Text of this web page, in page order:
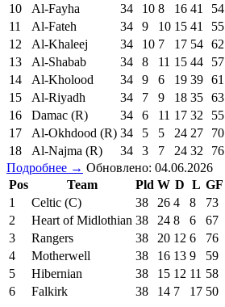
10
Al-Fayha 34 10 8 16 41 54
11
Al-Fateh 34 9 10 15 41 55
12
Al-Khaleej 34 10 7 17 54 62
13
Al-Shabab 34 8 11 15 44 57
14
Al-Kholood 34 9 6 19 39 61
15
Al-Riyadh 34 7 9 18 35 63
16
Damac (R) 34 6 11 17 32 55
17
Al-Okhdood (R) 34 5 5 24 27 70
18
Al-Najma (R) 34 3 7 24 32 76
Подробнее → Обновлено: 04.06.2026
Pos
Team Pld W D L GF
1
Celtic (C) 38 26 4 8 73
2
Heart of Midlothian 38 24 8 6 67
3
Rangers 38 20 12 6 76
4
Motherwell 38 16 13 9 59
5
Hibernian 38 15 12 11 58
6
Falkirk 38 14 7 17 50